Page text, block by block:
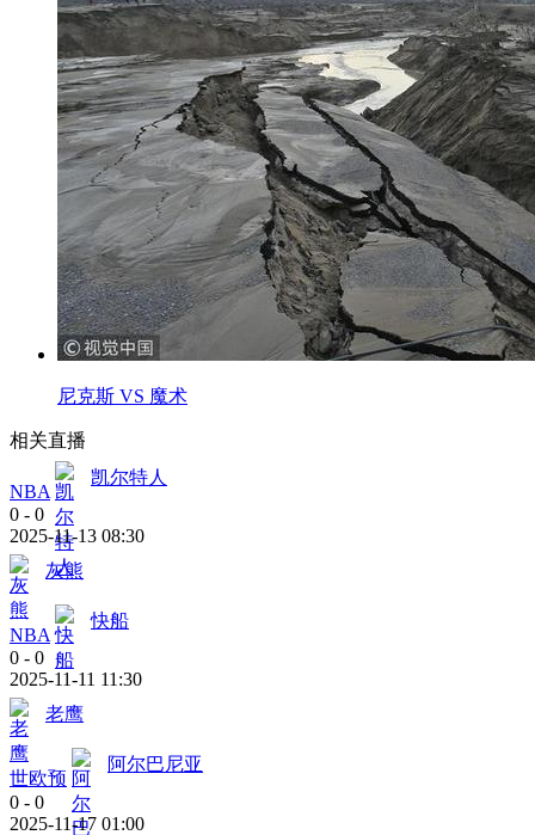
尼克斯 VS 魔术
相关直播
NBA
凯尔特人
0 - 0
2025-11-13 08:30
灰熊
NBA
快船
0 - 0
2025-11-11 11:30
老鹰
世欧预
阿尔巴尼亚
0 - 0
2025-11-17 01:00